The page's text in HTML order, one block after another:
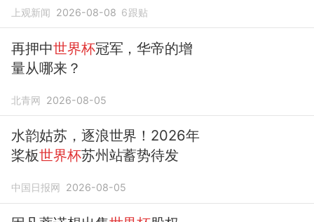
上观新闻 2026-08-08 6跟贴
再押中世界杯冠军，华帝的增
量从哪来？
北青网 2026-08-05
水韵姑苏，逐浪世界！2026年
桨板世界杯苏州站蓄势待发
中国日报网 2026-08-05